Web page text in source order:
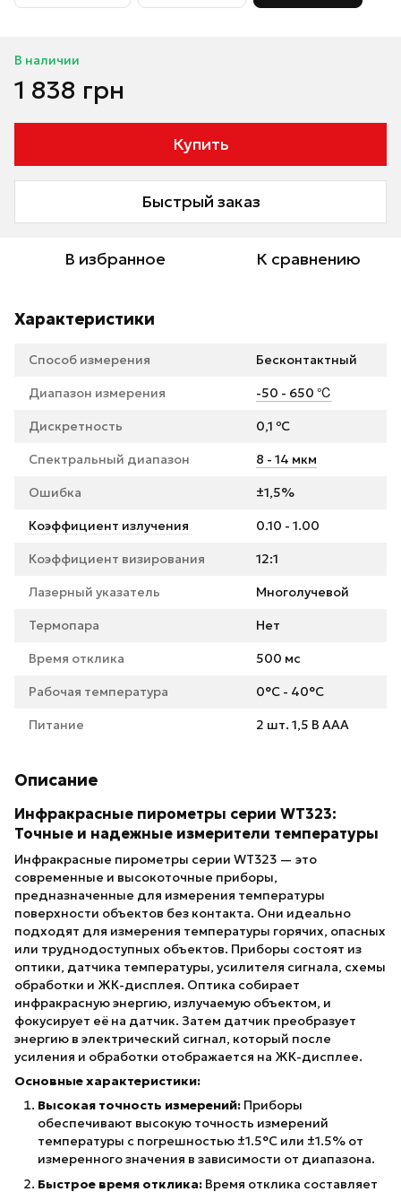
В наличии
1 838 грн
Купить
Быстрый заказ
В избранное К сравнению
Характеристики
Способ измерения Бесконтактный
Диапазон измерения -50 - 650 ℃
Дискретность 0,1 ºC
Спектральный диапазон 8 - 14 мкм
Ошибка ±1,5%
Коэффициент излучения 0.10 - 1.00
Коэффициент визирования 12:1
Лазерный указатель Многолучевой
Термопара Нет
Время отклика 500 мс
Рабочая температура 0°С - 40°С
Питание 2 шт. 1,5 В ААА
Описание
Инфракрасные пирометры серии WT323:
Точные и надежные измерители температуры
Инфракрасные пирометры серии WT323 — это
современные и высокоточные приборы,
предназначенные для измерения температуры
поверхности объектов без контакта. Они идеально
подходят для измерения температуры горячих, опасных
или труднодоступных объектов. Приборы состоят из
оптики, датчика температуры, усилителя сигнала, схемы
обработки и ЖК-дисплея. Оптика собирает
инфракрасную энергию, излучаемую объектом, и
фокусирует её на датчик. Затем датчик преобразует
энергию в электрический сигнал, который после
усиления и обработки отображается на ЖК-дисплее.
Основные характеристики:
Высокая точность измерений: Приборы
обеспечивают высокую точность измерений
температуры с погрешностью ±1.5°C или ±1.5% от
измеренного значения в зависимости от диапазона.
Быстрое время отклика: Время отклика составляет